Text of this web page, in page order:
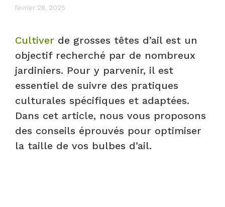
février 28, 2025
Cultiver de grosses têtes d’ail est un
objectif recherché par de nombreux
jardiniers. Pour y parvenir, il est
essentiel de suivre des pratiques
culturales spécifiques et adaptées.
Dans cet article, nous vous proposons
des conseils éprouvés pour optimiser
la taille de vos bulbes d’ail.